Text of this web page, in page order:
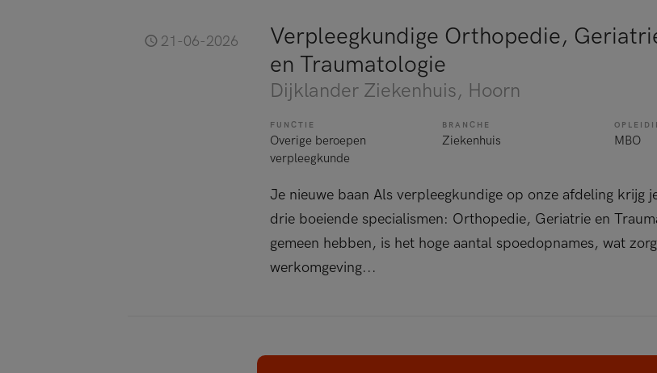
21-06-2026
Verpleegkundige Orthopedie,
en Traumatologie
Dijklander Ziekenhuis, Hoorn
FUNCTIE
Overige beroepen
verpleegkunde
BRANCHE
Ziekenhuis MBO
Je nieuwe baan Als verpleegkundige op onze afdeling krijg
drie boeiende specialismen: Orthopedie, Geriatrie en
gemeen hebben, is het hoge aantal spoedopnames, wat
werkomgeving...